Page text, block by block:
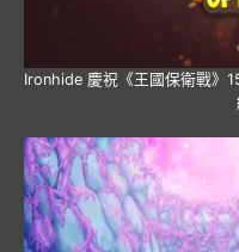
Ironhide 慶祝《王國保衛戰》